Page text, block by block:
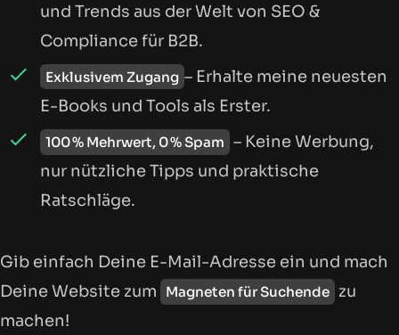
und Trends aus der Welt von SEO &
Compliance für B2B.
Exklusivem Zugang – Erhalte meine neuesten
E-Books und Tools als Erster.
100 % Mehrwert, 0 % Spam – Keine Werbung,
nur nützliche Tipps und praktische
Ratschläge.
Gib einfach Deine E-Mail-Adresse ein und mach
Deine Website zum
Magneten für Suchende zu
machen!